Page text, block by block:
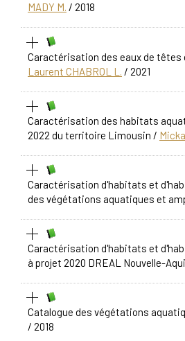
MADY M. / 2018
Caractérisation des eaux de
Laurent CHABROL L. / 2021
Caractérisation des habitats
2022 du territoire Limousin /
Caractérisation d'habitats et
des végétations aquatiques et
Caractérisation d'habitats et
à projet 2020 DREAL Nouvelle-
Catalogue des végétations
/ 2018